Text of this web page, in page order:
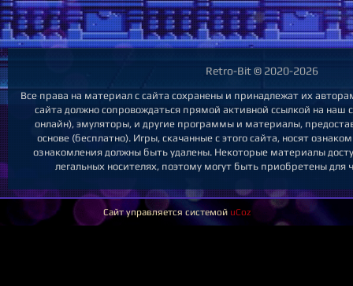
Retro-Bit © 2020-2026
Все права на материал с сайта сохранены и принадлежат их
сайта должно сопровождаться прямой активной ссылкой на наш
онлайн), эмуляторы, и другие программы и материалы,
основе (бесплатно). Игры, скачанные с этого сайта, носят
ознакомления должны быть удалены. Некоторые материалы
легальных носителях, поэтому могут быть приобретены для
Сайт управляется системой uCoz